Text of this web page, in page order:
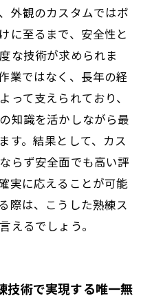
外観のカスタムではボ
に至るまで、安全性と
な技術が求められま
業ではなく、長年の経
って支えられており、
知識を活かしながら最
す。結果として、カス
らず安全面でも高い評
実に応えることが可能
際は、こうした熟練ス
えるでしょう。
技術で実現する唯一無